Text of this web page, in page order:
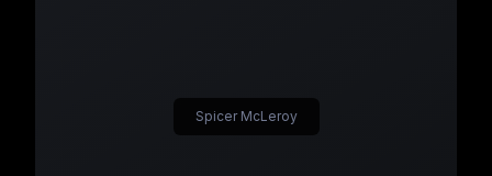
Spicer McLeroy